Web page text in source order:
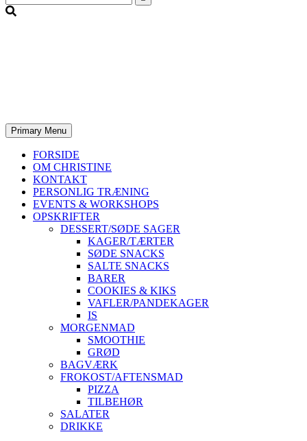
efter:
Primary Menu
FORSIDE
OM CHRISTINE
KONTAKT
PERSONLIG TRÆNING
EVENTS & WORKSHOPS
OPSKRIFTER
DESSERT/SØDE SAGER
KAGER/TÆRTER
SØDE SNACKS
SALTE SNACKS
BARER
COOKIES & KIKS
VAFLER/PANDEKAGER
IS
MORGENMAD
SMOOTHIE
GRØD
BAGVÆRK
FROKOST/AFTENSMAD
PIZZA
TILBEHØR
SALATER
DRIKKE